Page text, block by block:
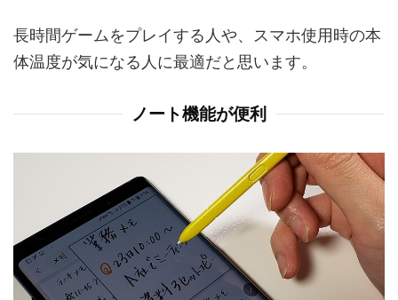
長時間ゲームをプレイする人や、スマホ使用時の本
体温度が気になる人に最適だと思います。
ノート機能が便利